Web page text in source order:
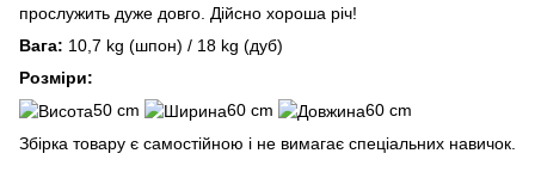
прослужить дуже довго. Дійсно хороша річ!
Вага: 10,7 kg (шпон) / 18 kg (дуб)
Розміри:
50 cm
60 cm
60 cm
Збірка товару є самостійною і не вимагає спеціальних навичок.